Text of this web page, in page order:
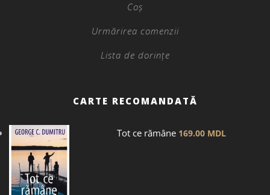
Coș
Urmărirea comenzii
Lista de dorințe
CARTE RECOMANDATĂ
Tot ce rămâne 169.00 MDL